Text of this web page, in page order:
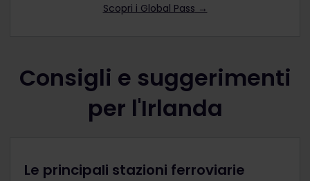
Scopri i Global Pass →
Consigli e suggerimenti
per l'Irlanda
Le principali stazioni ferroviarie